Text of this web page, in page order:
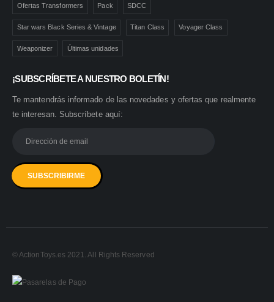
Ofertas Transformers Pack SDCC
Star wars Black Series & Vintage Titan Class Voyager Class
Weaponizer Últimas unidades
¡SUBSCRÍBETE A NUESTRO BOLETÍN!
Te mantendrás informado de las novedades y ofertas que realmente
te interesan. Subscríbete aquí:
© ActionToys.es 2021. All Rights Reserved